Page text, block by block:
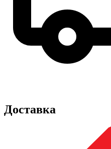
Доставка